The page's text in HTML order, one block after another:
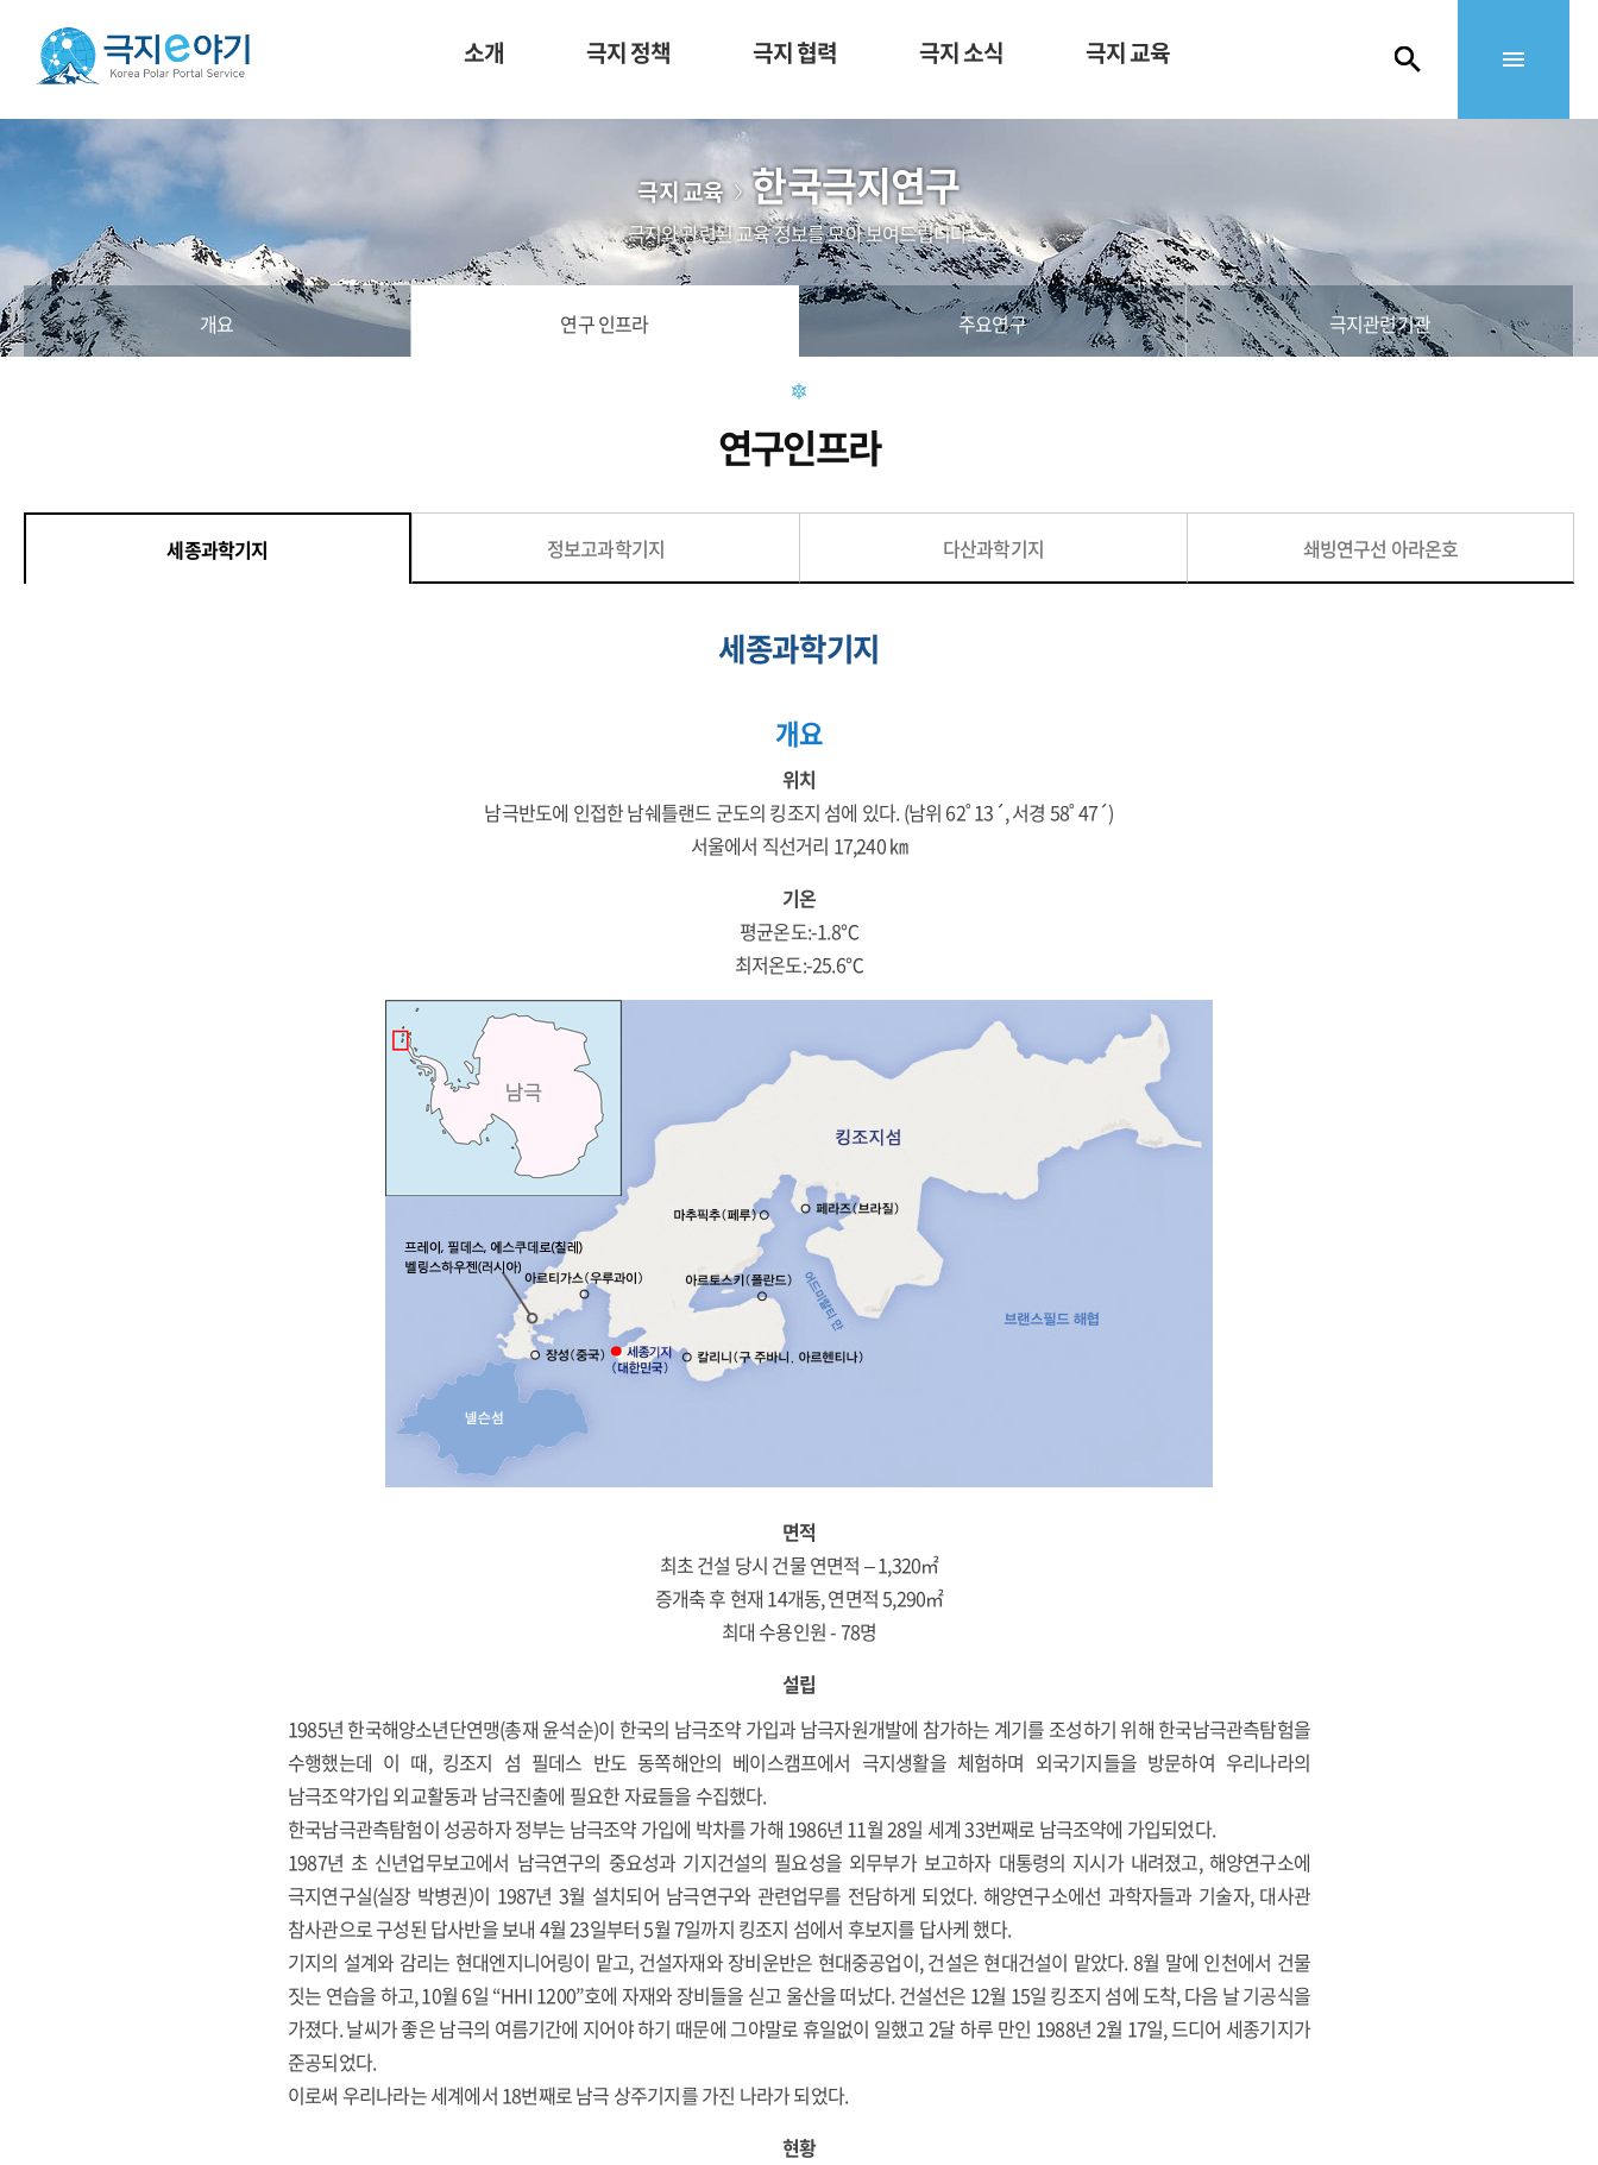
소개 극지 정책 극지 협력 극지 소식 극지 교육
극지 교육 한국극지연구
극지와 관련된 교육 정보를 모아 보여드립니다.
개요 연구 인프라 주요연구 극지관련기관
연구인프라
세종과학기지 정보고과학기지 다산과학기지 쇄빙연구선 아라온호
세종과학기지
개요
위치
남극반도에 인접한 남쉐틀랜드 군도의 킹조지 섬에 있다. (남위 62˚ 13´, 서경 58˚ 47´)
서울에서 직선거리 17,240 ㎞
기온
평균온도:-1.8℃
최저온도:-25.6℃
면적
최초 건설 당시 건물 연면적 – 1,320㎡
증개축 후 현재 14개동, 연면적 5,290㎡
최대 수용인원 - 78명
설립
1985년 한국해양소년단연맹(총재 윤석순)이 한국의 남극조약 가입과 남극자원개발에 참가하는 계기를 조성하기 위해 한국남극관측탐험을
수행했는데 이 때, 킹조지 섬 필데스 반도 동쪽해안의 베이스캠프에서 극지생활을 체험하며 외국기지들을 방문하여 우리나라의
남극조약가입 외교활동과 남극진출에 필요한 자료들을 수집했다.
한국남극관측탐험이 성공하자 정부는 남극조약 가입에 박차를 가해 1986년 11월 28일 세계 33번째로 남극조약에 가입되었다.
1987년 초 신년업무보고에서 남극연구의 중요성과 기지건설의 필요성을 외무부가 보고하자 대통령의 지시가 내려졌고, 해양연구소에
극지연구실(실장 박병권)이 1987년 3월 설치되어 남극연구와 관련업무를 전담하게 되었다. 해양연구소에선 과학자들과 기술자, 대사관
참사관으로 구성된 답사반을 보내 4월 23일부터 5월 7일까지 킹조지 섬에서 후보지를 답사케 했다.
기지의 설계와 감리는 현대엔지니어링이 맡고, 건설자재와 장비운반은 현대중공업이, 건설은 현대건설이 맡았다. 8월 말에 인천에서 건물
짓는 연습을 하고, 10월 6일 “HHI 1200”호에 자재와 장비들을 싣고 울산을 떠났다. 건설선은 12월 15일 킹조지 섬에 도착, 다음 날 기공식을
가졌다. 날씨가 좋은 남극의 여름기간에 지어야 하기 때문에 그야말로 휴일없이 일했고 2달 하루 만인 1988년 2월 17일, 드디어 세종기지가
준공되었다.
이로써 우리나라는 세계에서 18번째로 남극 상주기지를 가진 나라가 되었다.
현황